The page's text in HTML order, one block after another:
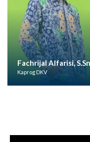
Fachrijal Alfarisi, S.Sn
Kaprog DKV